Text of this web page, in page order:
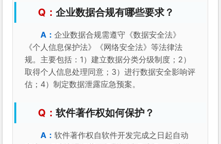
企业数据合规有哪些要求？
企业数据合规需遵守《数据安全法》
《个人信息保护法》《网络安全法》等法律法
规。主要包括：1）建立数据分类分级制度；2）
取得个人信息处理同意；3）进行数据安全影响评
估；4）制定数据泄露应急预案。
软件著作权如何保护？
软件著作权自软件开发完成之日起自动